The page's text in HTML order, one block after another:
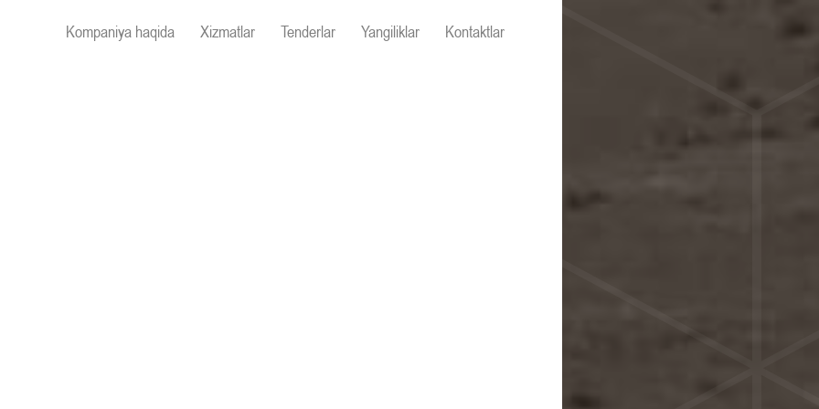
Kompaniya haqida Xizmatlar Tenderlar Yangiliklar Kontaktlar